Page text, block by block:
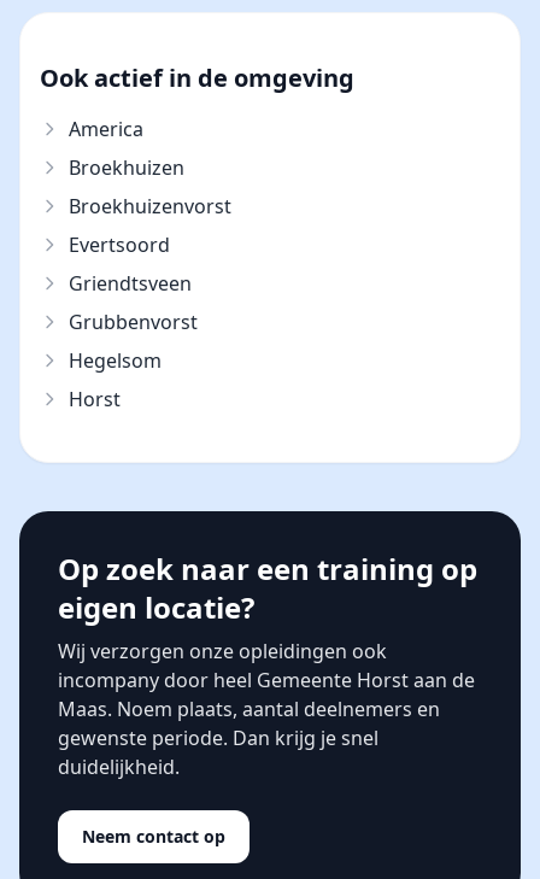
Ook actief in de omgeving
America
Broekhuizen
Broekhuizenvorst
Evertsoord
Griendtsveen
Grubbenvorst
Hegelsom
Horst
Op zoek naar een training op
eigen locatie?
Wij verzorgen onze opleidingen ook
incompany door heel Gemeente Horst aan de
Maas. Noem plaats, aantal deelnemers en
gewenste periode. Dan krijg je snel
duidelijkheid.
Neem contact op